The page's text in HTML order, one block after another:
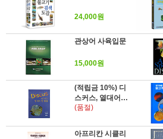
24,000원
관상어 사육입문
15,000원
(적립금 10%) 디
스커스, 열대어의
태왕
(품절)
아프리칸 시클리